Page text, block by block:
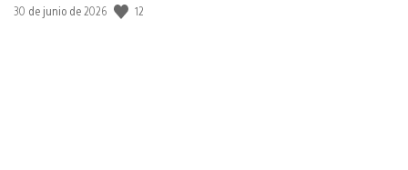
Fecha
30 de junio de 2026 12